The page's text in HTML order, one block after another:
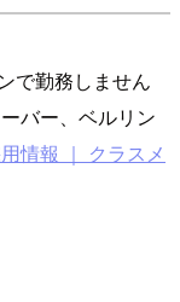
で勤務しません
バー、ベルリン
情報 ｜ クラスメ